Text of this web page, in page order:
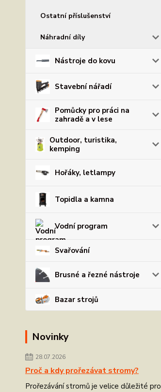
Ostatní příslušenství
Náhradní díly
Nástroje do kovu
Stavební nářadí
Pomůcky pro práci na
zahradě a v lese
Outdoor, turistika,
kemping
Hořáky, letlampy
Topidla a kamna
Vodní program
Svařování
Brusné a řezné nástroje
Bazar strojů
Novinky
28.07.2026
Proč a kdy prořezávat stromy?
Prořezávání stromů je velice důležité pro